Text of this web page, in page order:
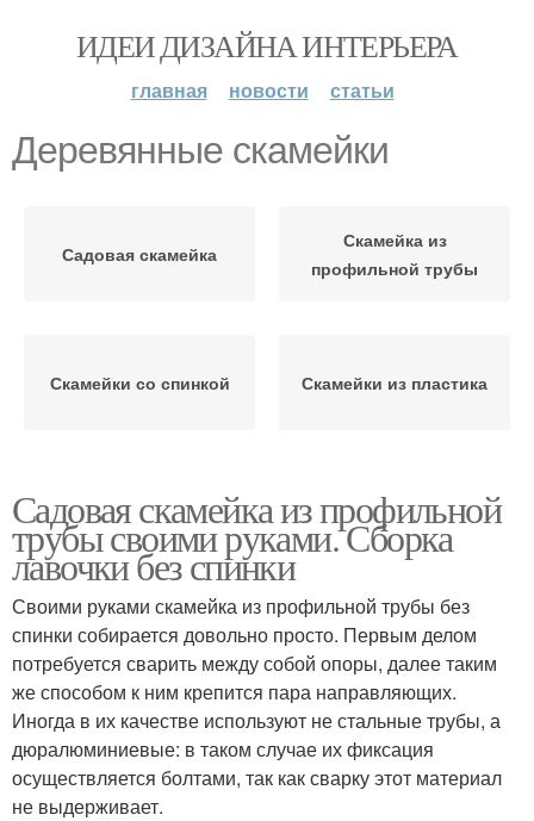
ИДЕИ ДИЗАЙНА ИНТЕРЬЕРА
главная новости статьи
Деревянные скамейки
Садовая скамейка
Скамейка из
профильной трубы
Скамейки со спинкой Скамейки из пластика
Садовая скамейка из профильной
трубы своими руками. Сборка
лавочки без спинки
Своими руками скамейка из профильной трубы без
спинки собирается довольно просто. Первым делом
потребуется сварить между собой опоры, далее таким
же способом к ним крепится пара направляющих.
Иногда в их качестве используют не стальные трубы, а
дюралюминиевые: в таком случае их фиксация
осуществляется болтами, так как сварку этот материал
не выдерживает.